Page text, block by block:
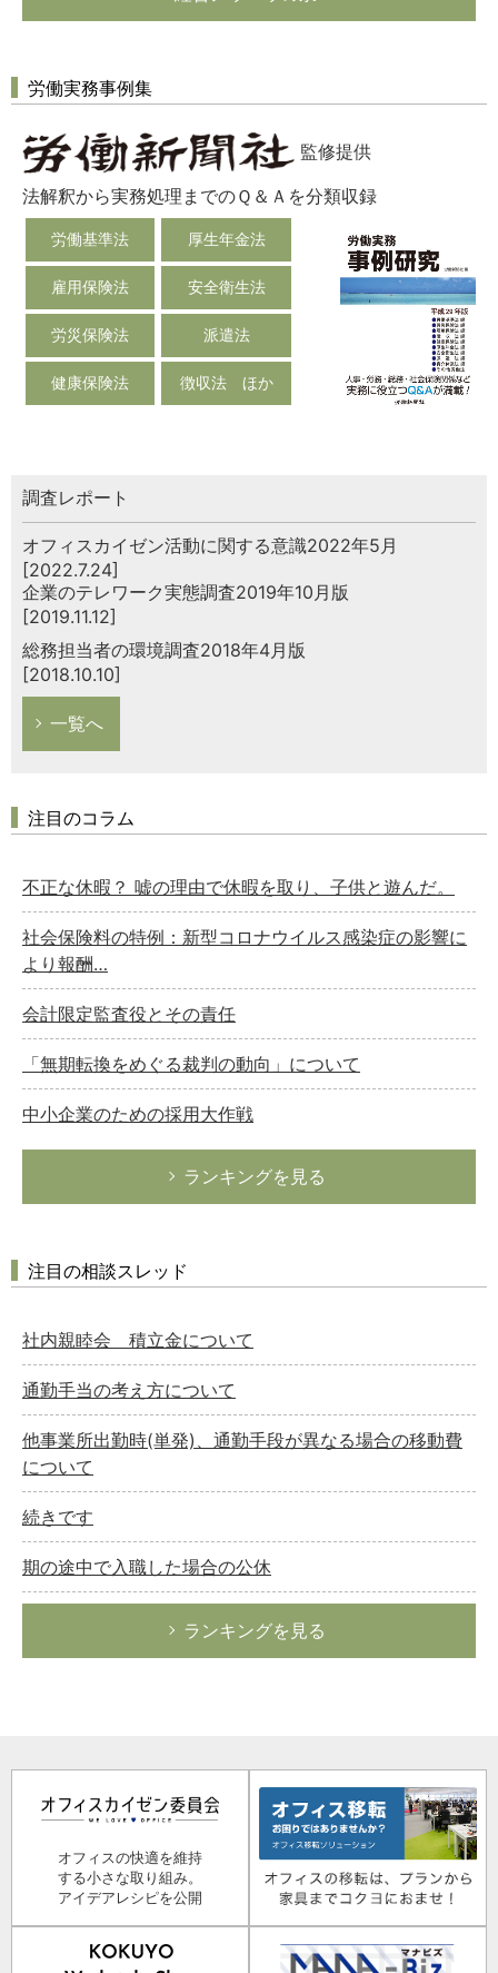
労働実務事例集
監修提供
法解釈から実務処理までのＱ＆Ａを分類収録
労働基準法 厚生年金法
雇用保険法 安全衛生法
労災保険法 派遣法
健康保険法 徴収法 ほか
調査レポート
オフィスカイゼン活動に関する意識2022年5月
[2022.7.24]
企業のテレワーク実態調査2019年10月版
[2019.11.12]
総務担当者の環境調査2018年4月版
[2018.10.10]
一覧へ
注目のコラム
不正な休暇？ 嘘の理由で休暇を取り、子供と遊んだ。
社会保険料の特例：新型コロナウイルス感染症の影響に
より報酬…
会計限定監査役とその責任
「無期転換をめぐる裁判の動向」について
中小企業のための採用大作戦
ランキングを見る
注目の相談スレッド
社内親睦会 積立金について
通勤手当の考え方について
他事業所出勤時(単発)、通勤手段が異なる場合の移動費
について
続きです
期の途中で入職した場合の公休
ランキングを見る
オフィスの快適を維持
する小さな取り組み。
アイデアレシピを公開